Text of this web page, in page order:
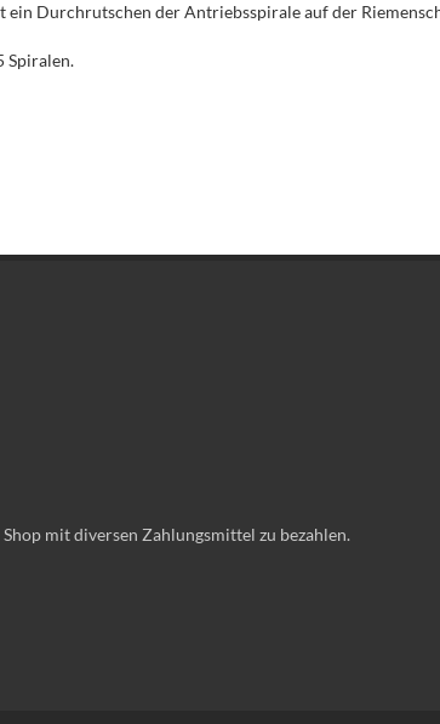
Durchrutschen der Antriebsspirale auf der
Spiralen.
mit diversen Zahlungsmittel zu bezahlen.